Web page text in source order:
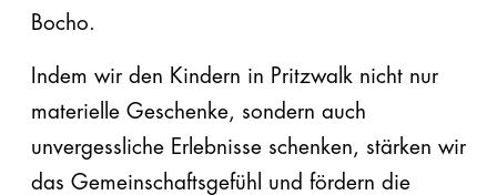
Bocho.
Indem wir den Kindern in Pritzwalk nicht nur
materielle Geschenke, sondern auch
unvergessliche Erlebnisse schenken, stärken wir
das Gemeinschaftsgefühl und fördern die